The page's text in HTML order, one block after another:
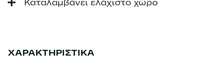
Καταλαμβάνει ελάχιστο χώρο
ΧΑΡΑΚΤΗΡΙΣΤΙΚΑ